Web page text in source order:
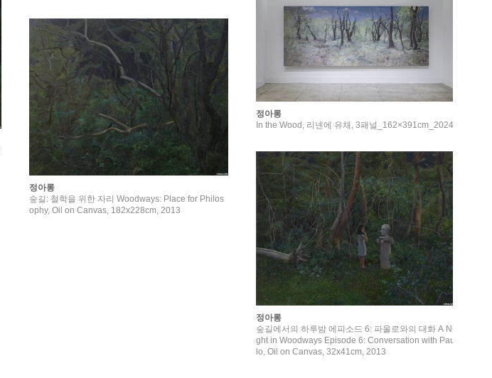
정아롱
In the Wood, 리넨에 유채, 3패널_162×391cm_2024
정아롱
숲길: 철학을 위한 자리 Woodways: Place for Philos
ophy, Oil on Canvas, 182x228cm, 2013
정아롱
숲길에서의 하루밤 에피소드 6: 파울로와의 대화 A Ni
ght in Woodways Episode 6: Conversation with Pau
lo, Oil on Canvas, 32x41cm, 2013